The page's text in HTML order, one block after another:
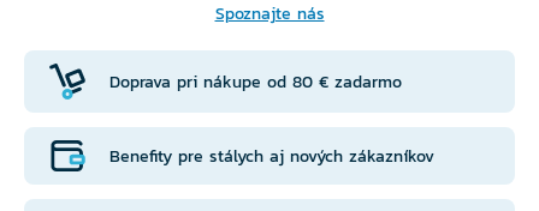
Spoznajte nás
Doprava pri nákupe od 80 € zadarmo
Benefity pre stálych aj nových zákazníkov